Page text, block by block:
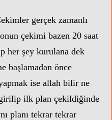
gerçek zamanlı
çekimi bazen 20 saat
her şey kurulana dek
başlamadan önce
ise allah bilir ne
ilk plan çekildiğinde
planı tekrar tekrar